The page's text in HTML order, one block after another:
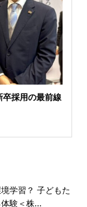
卒採用の最前線
学習？ 子どもた
験＜株...